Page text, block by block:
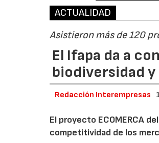
ACTUALIDAD
Asistieron más de 120
El Ifapa da a
biodiversidad
Redacción Interempresas
El proyecto ECOMERCA
competitividad de los